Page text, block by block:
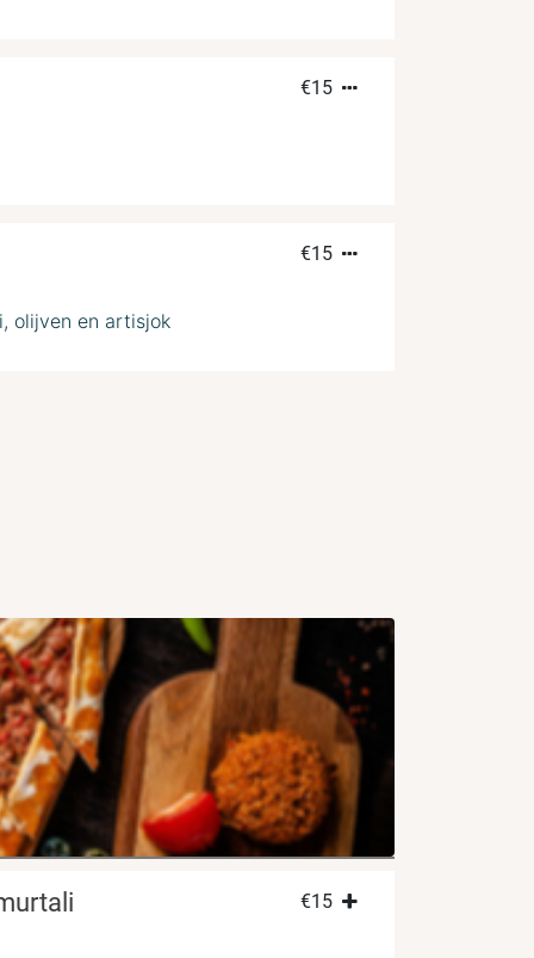
€15
€15
olijven en artisjok
€15